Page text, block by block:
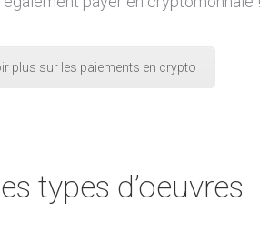
plus sur les paiements en crypto
types d’oeuvres